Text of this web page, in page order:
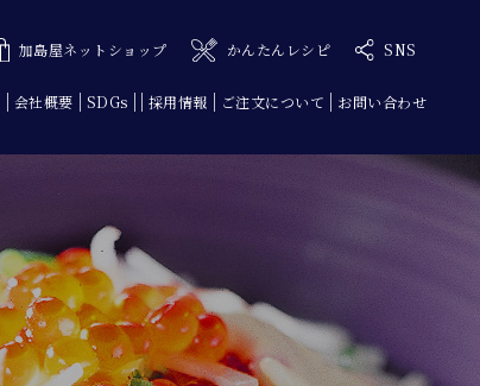
加島屋ネットショップ かんたんレシピ SNS
会社概要 SDGs 採用情報 ご注文について お問い合わせ